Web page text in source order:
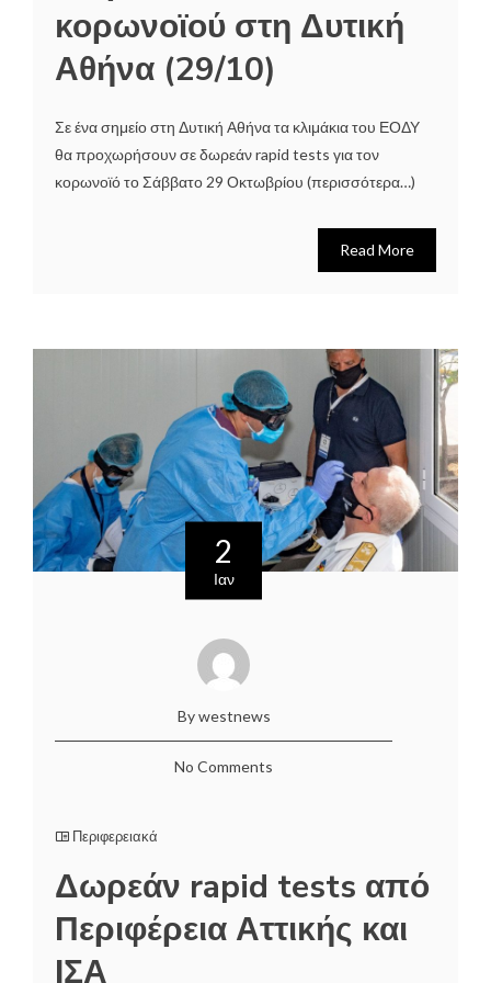
κορωνοϊού στη Δυτική
Αθήνα (29/10)
Σε ένα σημείο στη Δυτική Αθήνα τα κλιμάκια του ΕΟΔΥ
θα προχωρήσουν σε δωρεάν rapid tests για τον
κορωνοϊό το Σάββατο 29 Οκτωβρίου (περισσότερα…)
Read More
2
Ιαν
By westnews
No Comments
Περιφερειακά
Δωρεάν rapid tests από
Περιφέρεια Αττικής και
ΙΣΑ